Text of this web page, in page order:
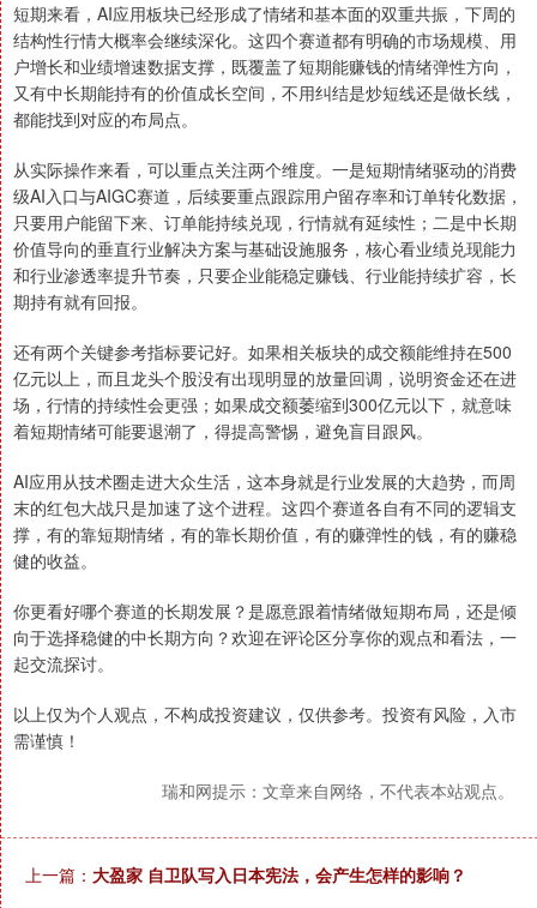
短期来看，AI应用板块已经形成了情绪和基本面的双重共振，下周的
结构性行情大概率会继续深化。这四个赛道都有明确的市场规模、用
户增长和业绩增速数据支撑，既覆盖了短期能赚钱的情绪弹性方向，
又有中长期能持有的价值成长空间，不用纠结是炒短线还是做长线，
都能找到对应的布局点。
从实际操作来看，可以重点关注两个维度。一是短期情绪驱动的消费
级AI入口与AIGC赛道，后续要重点跟踪用户留存率和订单转化数据，
只要用户能留下来、订单能持续兑现，行情就有延续性；二是中长期
价值导向的垂直行业解决方案与基础设施服务，核心看业绩兑现能力
和行业渗透率提升节奏，只要企业能稳定赚钱、行业能持续扩容，长
期持有就有回报。
还有两个关键参考指标要记好。如果相关板块的成交额能维持在500
亿元以上，而且龙头个股没有出现明显的放量回调，说明资金还在进
场，行情的持续性会更强；如果成交额萎缩到300亿元以下，就意味
着短期情绪可能要退潮了，得提高警惕，避免盲目跟风。
AI应用从技术圈走进大众生活，这本身就是行业发展的大趋势，而周
末的红包大战只是加速了这个进程。这四个赛道各自有不同的逻辑支
撑，有的靠短期情绪，有的靠长期价值，有的赚弹性的钱，有的赚稳
健的收益。
你更看好哪个赛道的长期发展？是愿意跟着情绪做短期布局，还是倾
向于选择稳健的中长期方向？欢迎在评论区分享你的观点和看法，一
起交流探讨。
以上仅为个人观点，不构成投资建议，仅供参考。投资有风险，入市
需谨慎！
瑞和网提示：文章来自网络，不代表本站观点。
上一篇： 大盈家 自卫队写入日本宪法，会产生怎样的影响？